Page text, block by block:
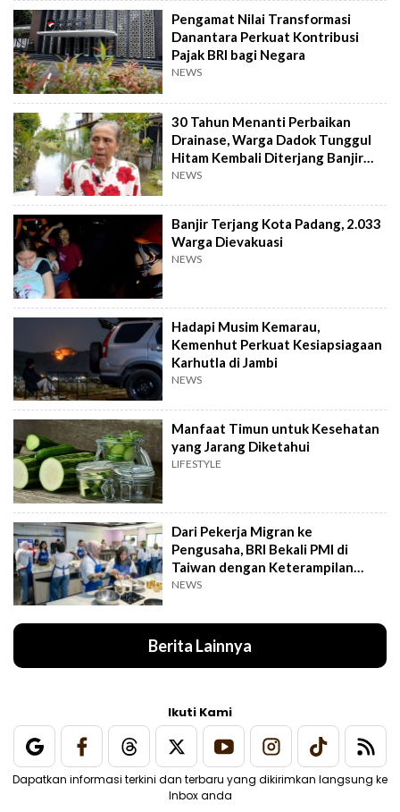
Pengamat Nilai Transformasi
Danantara Perkuat Kontribusi
Pajak BRI bagi Negara
NEWS
30 Tahun Menanti Perbaikan
Drainase, Warga Dadok Tunggul
Hitam Kembali Diterjang Banjir
Parah
NEWS
Banjir Terjang Kota Padang, 2.033
Warga Dievakuasi
NEWS
Hadapi Musim Kemarau,
Kemenhut Perkuat Kesiapsiagaan
Karhutla di Jambi
NEWS
Manfaat Timun untuk Kesehatan
yang Jarang Diketahui
LIFESTYLE
Dari Pekerja Migran ke
Pengusaha, BRI Bekali PMI di
Taiwan dengan Keterampilan
Bisnis
NEWS
Berita Lainnya
Ikuti Kami
Dapatkan informasi terkini dan terbaru yang dikirimkan langsung ke
Inbox anda